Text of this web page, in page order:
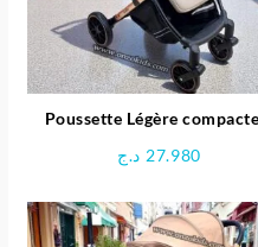
Poussette Légère
27.980 د.ج